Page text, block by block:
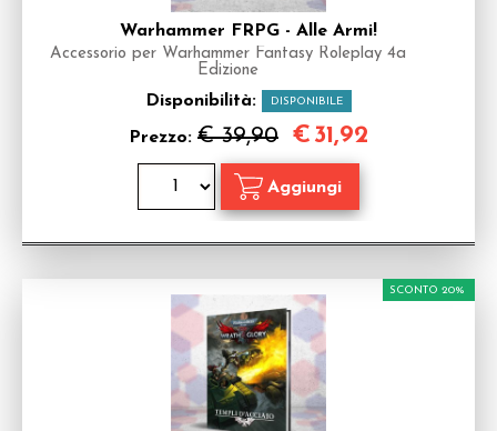
Warhammer FRPG - Alle Armi!
Accessorio per Warhammer Fantasy Roleplay 4a
Edizione
Disponibilità: DISPONIBILE
Prezzo: € 39,90 € 31,92
SCONTO 20%